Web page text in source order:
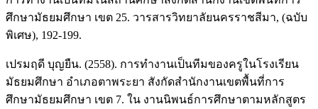
ศึกษามัธยมศึกษา เขต 25. วารสารวิทยาลัยนครราชสีมา, (ฉบับ
พิเศษ), 192-199.
เปรมฤดี บุญยืน. (2558). การทำงานเป็นทีมของครูในโรงเรียน
มัธยมศึกษา อำเภอตาพระยา สังกัดสำนักงานเขตพื้นที่การ
ศึกษามัธยมศึกษา เขต 7. ใน งานนิพนธ์การศึกษาตามหลักสูตร